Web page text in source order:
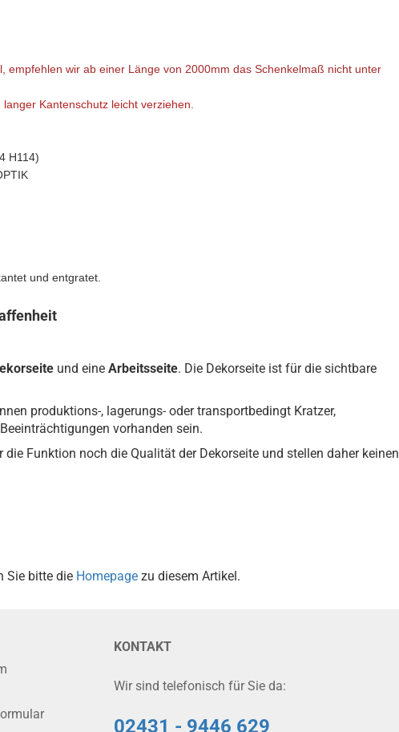
empfehlen wir ab einer Länge von 2000mm das Schenkelmaß nicht unter
Kantenschutz leicht verziehen.
H114)
und entgratet.
und eine Arbeitsseite. Die Dekorseite ist für die sichtbare
produktions-, lagerungs- oder transportbedingt Kratzer,
vorhanden sein.
die Funktion noch die Qualität der Dekorseite und stellen daher keinen
Sie bitte die Homepage zu diesem Artikel.
KONTAKT
Wir sind telefonisch für Sie da:
02431 - 9446 629